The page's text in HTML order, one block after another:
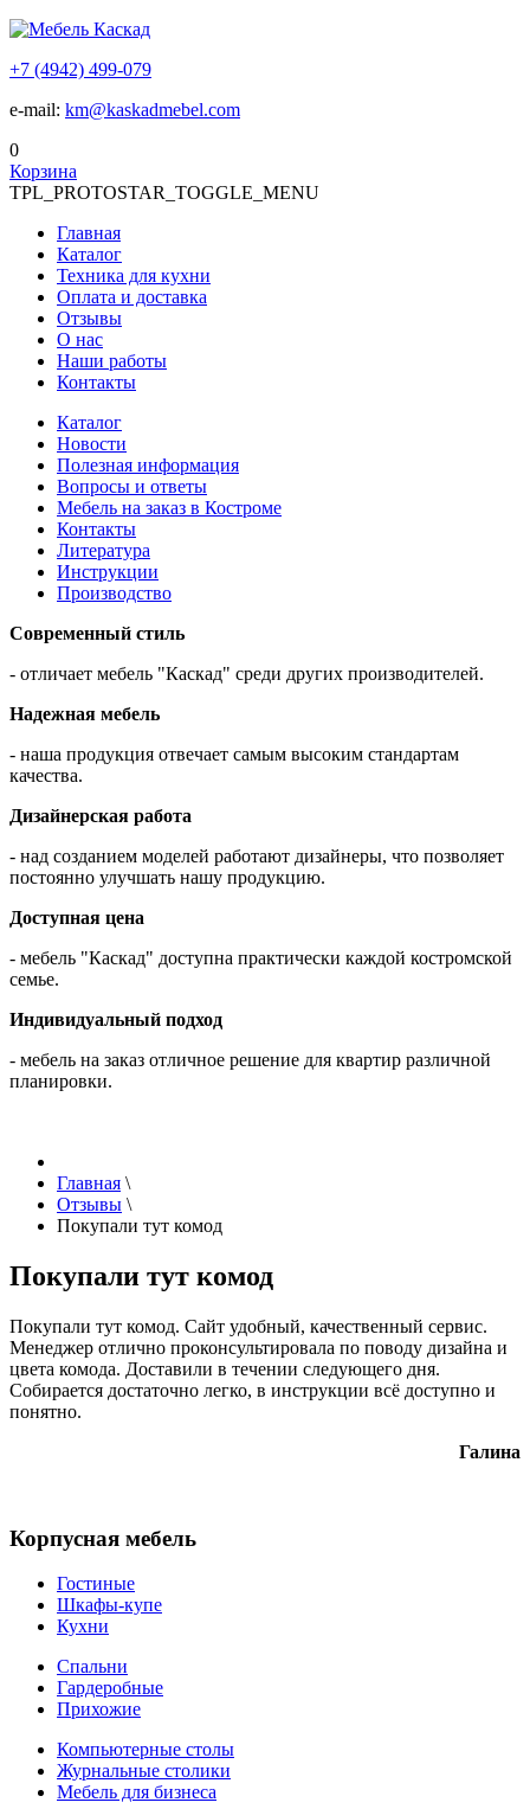
+7 (4942) 499-079
e-mail: km@kaskadmebel.com
0
Корзина
TPL_PROTOSTAR_TOGGLE_MENU
Главная
Каталог
Техника для кухни
Оплата и доставка
Отзывы
О нас
Наши работы
Контакты
Каталог
Новости
Полезная информация
Вопросы и ответы
Мебель на заказ в Костроме
Контакты
Литература
Инструкции
Производство
Современный стиль
- отличает мебель "Каскад" среди других производителей.
Надежная мебель
- наша продукция отвечает самым высоким стандартам
качества.
Дизайнерская работа
- над созданием моделей работают дизайнеры, что позволяет
постоянно улучшать нашу продукцию.
Доступная цена
- мебель "Каскад" доступна практически каждой костромской
семье.
Индивидуальный подход
- мебель на заказ отличное решение для квартир различной
планировки.
Главная \
Отзывы \
Покупали тут комод
Покупали тут комод
Покупали тут комод. Сайт удобный, качественный сервис.
Менеджер отлично проконсультировала по поводу дизайна и
цвета комода. Доставили в течении следующего дня.
Собирается достаточно легко, в инструкции всё доступно и
понятно.
Галина
Корпусная мебель
Гостиные
Шкафы-купе
Кухни
Спальни
Гардеробные
Прихожие
Компьютерные столы
Журнальные столики
Мебель для бизнеса